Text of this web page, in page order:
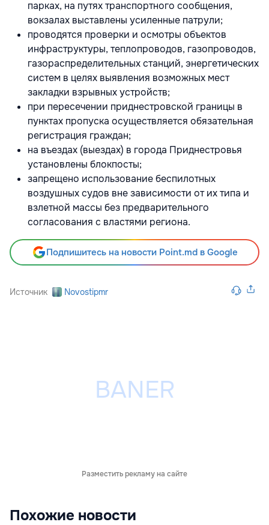
парках, на путях транспортного сообщения,
вокзалах выставлены усиленные патрули;
проводятся проверки и осмотры объектов
инфраструктуры, теплопроводов, газопроводов,
газораспределительных станций, энергетических
систем в целях выявления возможных мест
закладки взрывных устройств;
при пересечении приднестровской границы в
пунктах пропуска осуществляется обязательная
регистрация граждан;
на въездах (выездах) в города Приднестровья
установлены блокпосты;
запрещено использование беспилотных
воздушных судов вне зависимости от их типа и
взлетной массы без предварительного
согласования с властями региона.
Подпишитесь на новости Point.md в Google
Источник Novostipmr
Разместить рекламу на сайте
Похожие новости